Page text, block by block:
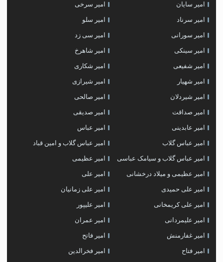
امیر سایان امیر سرخی
امیر سرناد امیر سلو
امیر سورانی امیر سی زد
امیر سینکی امیر شاهرخ
امیر شفیعی امیر شکاری
امیر شهیار امیر شیرازی
امیر شیردلان امیر صالحی
امیر صداقت امیر صدیقی
امیر عابدینی امیر عباس
امیر عباس گلاب امیر عباس گلاب و امین قباد
امیر عباس گلاب و سیامک عباسی امیر عظیمی
امیر عظیمی و میلاد درخشانی امیر علی
امیر علی حمیدی امیر علی زمانیان
امیر علی کریمخانی امیر علیپور
امیر علیمردانی امیر عمران
امیر غفارمنش امیر فاتح
امیر فتاح امیر فخرالدین